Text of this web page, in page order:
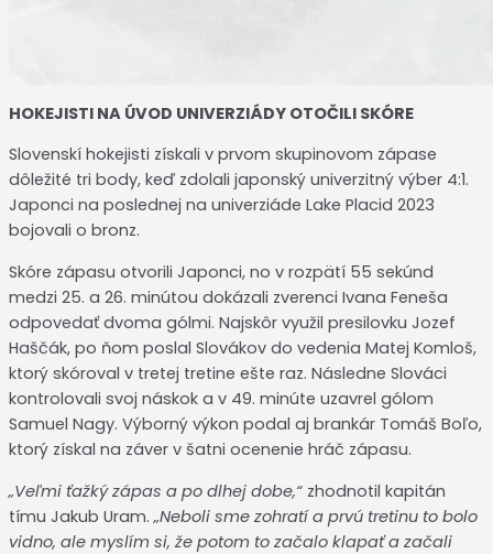
HOKEJISTI NA ÚVOD UNIVERZIÁDY OTOČILI SKÓRE
Slovenskí hokejisti získali v prvom skupinovom zápase
dôležité tri body, keď zdolali japonský univerzitný výber 4:1.
Japonci na poslednej na univerziáde Lake Placid 2023
bojovali o bronz.
Skóre zápasu otvorili Japonci, no v rozpätí 55 sekúnd
medzi 25. a 26. minútou dokázali zverenci Ivana Feneša
odpovedať dvoma gólmi. Najskôr využil presilovku Jozef
Haščák, po ňom poslal Slovákov do vedenia Matej Komloš,
ktorý skóroval v tretej tretine ešte raz. Následne Slováci
kontrolovali svoj náskok a v 49. minúte uzavrel gólom
Samuel Nagy. Výborný výkon podal aj brankár Tomáš Boľo,
ktorý získal na záver v šatni ocenenie hráč zápasu.
„Veľmi ťažký zápas a po dlhej dobe,“ zhodnotil kapitán
tímu Jakub Uram.„Neboli sme zohratí a prvú tretinu to bolo
vidno, ale myslím si, že potom to začalo klapať a začali